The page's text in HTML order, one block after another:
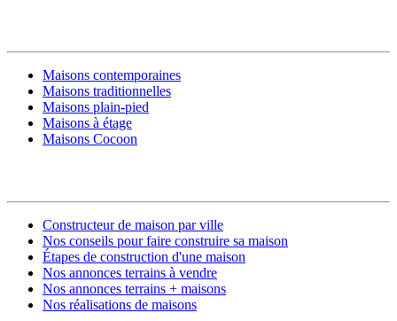
Maisons contemporaines
Maisons traditionnelles
Maisons plain-pied
Maisons à étage
Maisons Cocoon
Constructeur de maison par ville
Nos conseils pour faire construire sa maison
Étapes de construction d'une maison
Nos annonces terrains à vendre
Nos annonces terrains + maisons
Nos réalisations de maisons